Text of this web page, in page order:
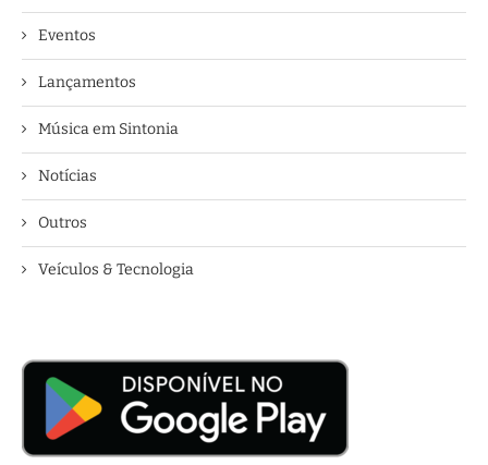
Eventos
Lançamentos
Música em Sintonia
Notícias
Outros
Veículos & Tecnologia